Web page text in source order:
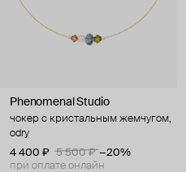
Phenomenal Studio
чокер с кристальным жемчугом,
odry
4 400 ₽
5 500 ₽ −20%
при оплате онлайн